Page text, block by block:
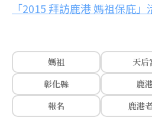
「2015 拜訪鹿港 媽祖保庇」
媽祖
天后
彰化縣
鹿
報名
鹿港